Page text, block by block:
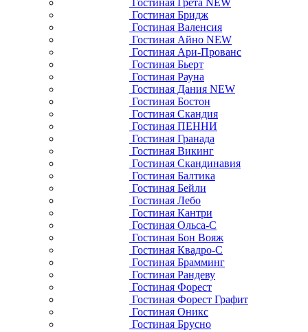
Гостиная Бридж
Гостиная Валенсия
Гостиная Айно NEW
Гостиная Ари-Прованс
Гостиная Бьерт
Гостиная Рауна
Гостиная Дания NEW
Гостиная Бостон
Гостиная Скандия
Гостиная ПЕННИ
Гостиная Гранада
Гостиная Викинг
Гостиная Скандинавия
Гостиная Балтика
Гостиная Бейли
Гостиная Лебо
Гостиная Кантри
Гостиная Ольса-С
Гостиная Бон Вояж
Гостиная Квадро-С
Гостиная Брамминг
Гостиная Рандеву
Гостиная Форест
Гостиная Форест Графит
Гостиная Оникс
Гостиная Брусно